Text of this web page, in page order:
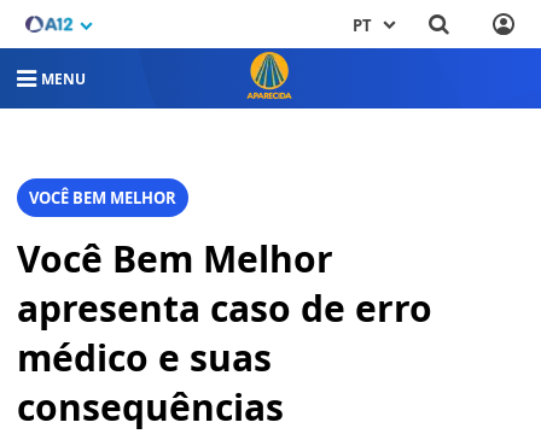
PT
MENU
VOCÊ BEM MELHOR
Você Bem Melhor
apresenta caso de erro
médico e suas
consequências